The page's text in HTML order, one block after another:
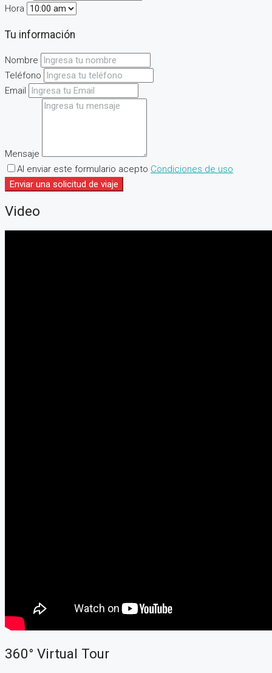
Hora
Tu información
Nombre
Teléfono
Email
Mensaje
Al enviar este formulario acepto Condiciones de uso
Enviar una solicitud de viaje
Video
360° Virtual Tour